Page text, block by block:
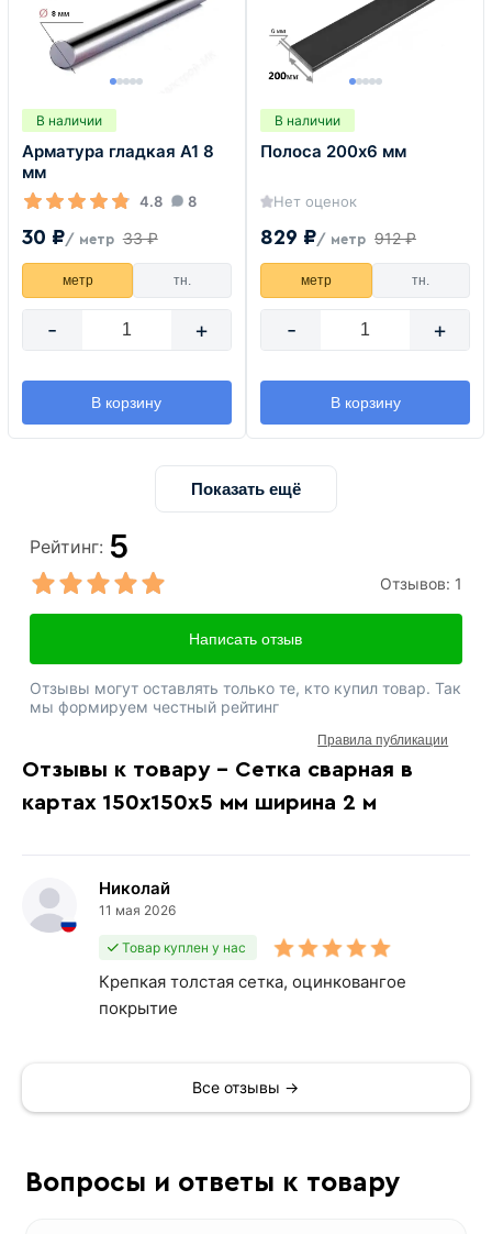
В наличии
Арматура гладкая А1 8
мм
4.8 8
30 ₽/ метр 33 ₽
метр тн.
- +
В корзину
В наличии
Полоса 200х6 мм
Нет оценок
829 ₽/ метр 912 ₽
метр тн.
- +
В корзину
Показать ещё
Отзывы к товару - Сетка сварная в
картах 150х150х5 мм ширина 2 м
Николай
11 мая 2026
Товар куплен у нас
Крепкая толстая сетка, оцинковангое
покрытие
Все отзывы →
Рейтинг: 5
Отзывов: 1
Написать отзыв
Отзывы могут оставлять только те, кто купил товар. Так
мы формируем честный рейтинг
Правила публикации
Вопросы и ответы к товару